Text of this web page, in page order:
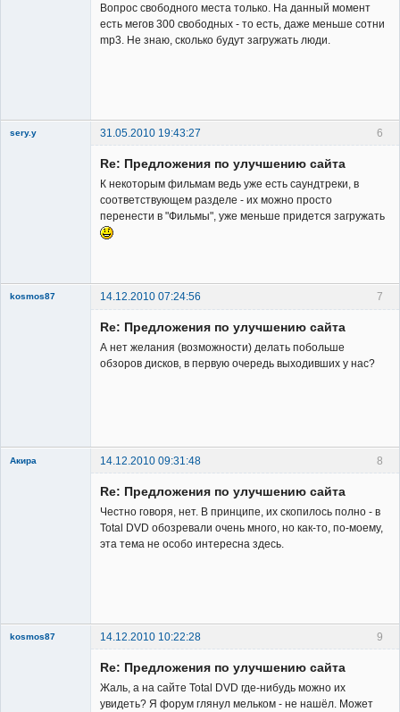
Вопрос свободного места только. На данный момент
есть мегов 300 свободных - то есть, даже меньше сотни
mp3. Не знаю, сколько будут загружать люди.
6
sery.y 31.05.2010 19:43:27
Re: Предложения по улучшению сайта
К некоторым фильмам ведь уже есть саундтреки, в
соответствующем разделе - их можно просто
перенести в "Фильмы", уже меньше придется загружать
7
kosmos87 14.12.2010 07:24:56
Re: Предложения по улучшению сайта
А нет желания (возможности) делать побольше
обзоров дисков, в первую очередь выходивших у нас?
8
Акира 14.12.2010 09:31:48
Re: Предложения по улучшению сайта
Честно говоря, нет. В принципе, их скопилось полно - в
Total DVD обозревали очень много, но как-то, по-моему,
эта тема не особо интересна здесь.
9
kosmos87 14.12.2010 10:22:28
Re: Предложения по улучшению сайта
Жаль, а на сайте Total DVD где-нибудь можно их
увидеть? Я форум глянул мельком - не нашёл. Может